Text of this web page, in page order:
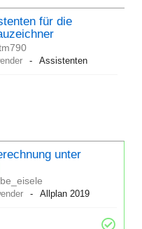
für die
Assistenten
unter
Allplan 2019